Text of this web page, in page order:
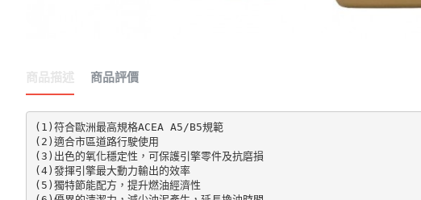
商品描述 商品評價
(1)符合歐洲最高規格ACEA A5/B5規範
(2)適合市區道路行駛使用
(3)出色的氧化穩定性，可保護引擎零件及抗磨損
(4)發揮引擎最大動力輸出的效率
(5)獨特節能配方，提升燃油經濟性